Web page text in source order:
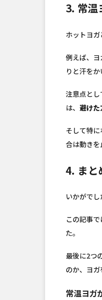
3. 常温
ホットヨ
例えば、
りと汗を
注意点とし
は、 避け
そして特
合は動きを
4. まと
いかがでし
この記事
た。
最後に2つ
のか、ヨ
常温ヨガ